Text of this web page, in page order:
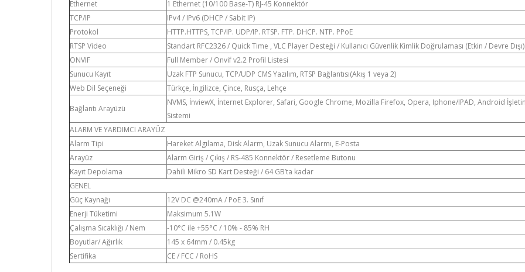
Ethernet
1 Ethernet (10/100 Base-T) RJ-45 Konnektör
TCP/IP
IPv4 / IPv6 (DHCP / Sabit IP)
Protokol
HTTP.HTTPS, TCP/IP. UDP/IP. RTSP. FTP. DHCP. NTP. PPoE
RTSP Video
Standart RFC2326 / Quick Time , VLC Player Desteği / Kullanıcı Güvenlik Kimlik Doğrulaması (Etkin / Devre Dışı)
ONVIF
Full Member / Onvif v2.2 Profil Listesi
Sunucu Kayıt
Uzak FTP Sunucu, TCP/UDP CMS Yazılım, RTSP Bağlantısı(Akış 1 veya 2)
Web Dil Seçeneği
Türkçe, İngilizce, Çince, Rusça, Lehçe
Bağlantı Arayüzü
NVMS, İnviewX, İnternet Explorer, Safari, Google Chrome, Mozilla Firefox, Opera, Iphone/IPAD, Android
Sistemi
ALARM VE YARDIMCI ARAYÜZ
Alarm Tipi
Hareket Algılama, Disk Alarm, Uzak Sunucu Alarmı, E-Posta
Arayüz
Alarm Giriş / Çıkış / RS-485 Konnektör / Resetleme Butonu
Kayıt Depolama
Dahili Mikro SD Kart Desteği / 64 GB’ta kadar
GENEL
Güç Kaynağı
12V DC @240mA / PoE 3. Sınıf
Enerji Tüketimi
Maksimum 5.1W
Çalışma Sıcaklığı / Nem
-10°C ile +55°C / 10% - 85% RH
Boyutlar/ Ağırlık
145 x 64mm / 0.45kg
Sertifika
CE / FCC / RoHS